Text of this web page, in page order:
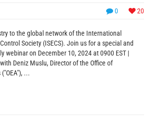
0 20
to the global network of the International
Society (ISECS). Join us for a special and
webinar on December 10, 2024 at 0900 EST |
Deniz Muslu, Director of the Office of
...